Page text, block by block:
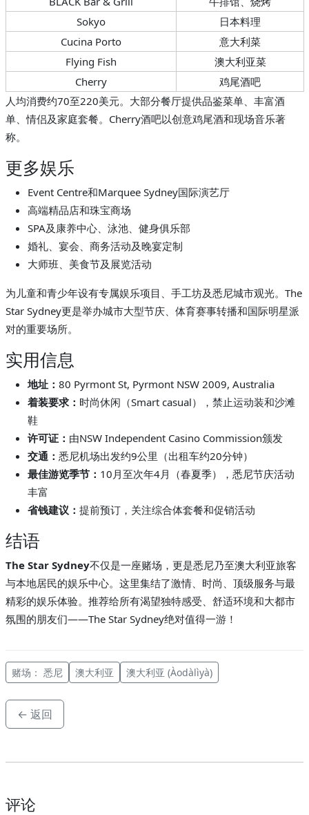
Sokyo
日本料理
Cucina Porto
意大利菜
Flying Fish
澳大利亚菜
Cherry
鸡尾酒吧
人均消费约70至220美元。大部分餐厅提供品鉴菜单、丰富酒
单、情侣及家庭套餐。Cherry酒吧以创意鸡尾酒和现场音乐著
称。
更多娱乐
Event Centre和Marquee Sydney国际演艺厅
高端精品店和珠宝商场
SPA及康养中心、泳池、健身俱乐部
婚礼、宴会、商务活动及晚宴定制
大师班、美食节及展览活动
为儿童和青少年设有专属娱乐项目、手工坊及悉尼城市观光。The
Star Sydney更是举办城市大型节庆、体育赛事转播和国际明星派
对的重要场所。
实用信息
地址： 80 Pyrmont St, Pyrmont NSW 2009, Australia
着装要求： 时尚休闲（Smart casual），禁止运动装和沙滩
鞋
许可证： 由NSW Independent Casino Commission颁发
交通： 悉尼机场出发约9公里（出租车约20分钟）
最佳游览季节： 10月至次年4月（春夏季），悉尼节庆活动
丰富
省钱建议： 提前预订，关注综合体套餐和促销活动
结语
The Star Sydney不仅是一座赌场，更是悉尼乃至澳大利亚旅客
与本地居民的娱乐中心。这里集结了激情、时尚、顶级服务与最
精彩的娱乐体验。推荐给所有渴望独特感受、舒适环境和大都市
氛围的朋友们——The Star Sydney绝对值得一游！
赌场： 悉尼 澳大利亚 澳大利亚 (Àodàlìyà)
← 返回
评论